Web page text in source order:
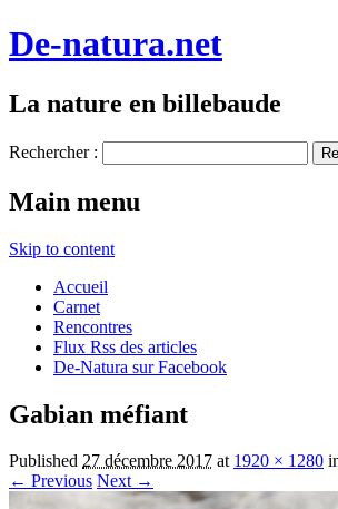
De-natura.net
La nature en billebaude
Rechercher :
Main menu
Skip to content
Accueil
Carnet
Rencontres
Flux Rss des articles
De-Natura sur Facebook
Gabian méfiant
Published 27 décembre 2017 at 1920 × 1280
← Previous Next →